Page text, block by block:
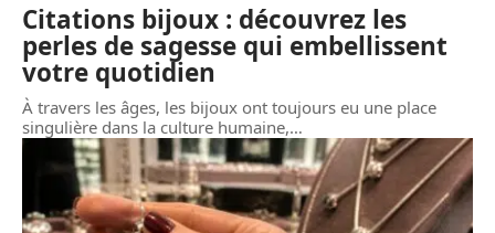
Citations bijoux : découvrez les
perles de sagesse qui embellissent
votre quotidien
À travers les âges, les bijoux ont toujours eu une place
singulière dans la culture humaine,…